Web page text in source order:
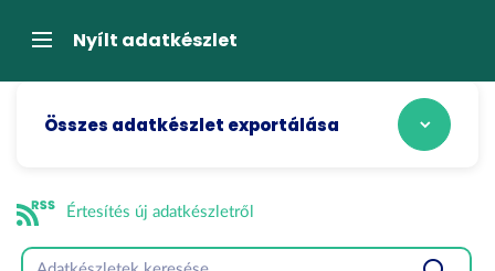
átugrásaNavigációNyílt adatkészlet
Összes adatkészlet exportálása
Értesítés új adatkészletről